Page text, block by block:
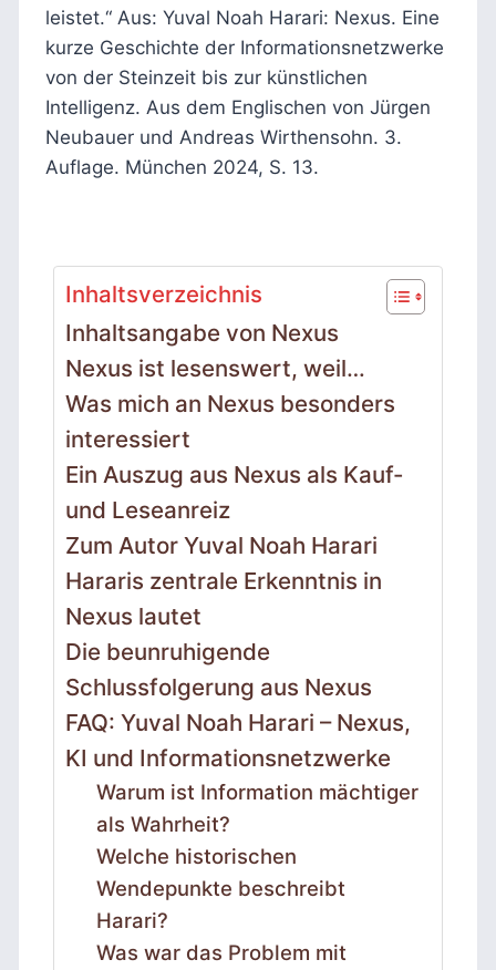
leistet.“ Aus: Yuval Noah Harari: Nexus. Eine
kurze Geschichte der Informationsnetzwerke
von der Steinzeit bis zur künstlichen
Intelligenz. Aus dem Englischen von Jürgen
Neubauer und Andreas Wirthensohn. 3.
Auflage. München 2024, S. 13.
Inhaltsverzeichnis
Inhaltsangabe von Nexus
Nexus ist lesenswert, weil…
Was mich an Nexus besonders
interessiert
Ein Auszug aus Nexus als Kauf-
und Leseanreiz
Zum Autor Yuval Noah Harari
Hararis zentrale Erkenntnis in
Nexus lautet
Die beunruhigende
Schlussfolgerung aus Nexus
FAQ: Yuval Noah Harari – Nexus,
KI und Informationsnetzwerke
Warum ist Information mächtiger
als Wahrheit?
Welche historischen
Wendepunkte beschreibt
Harari?
Was war das Problem mit